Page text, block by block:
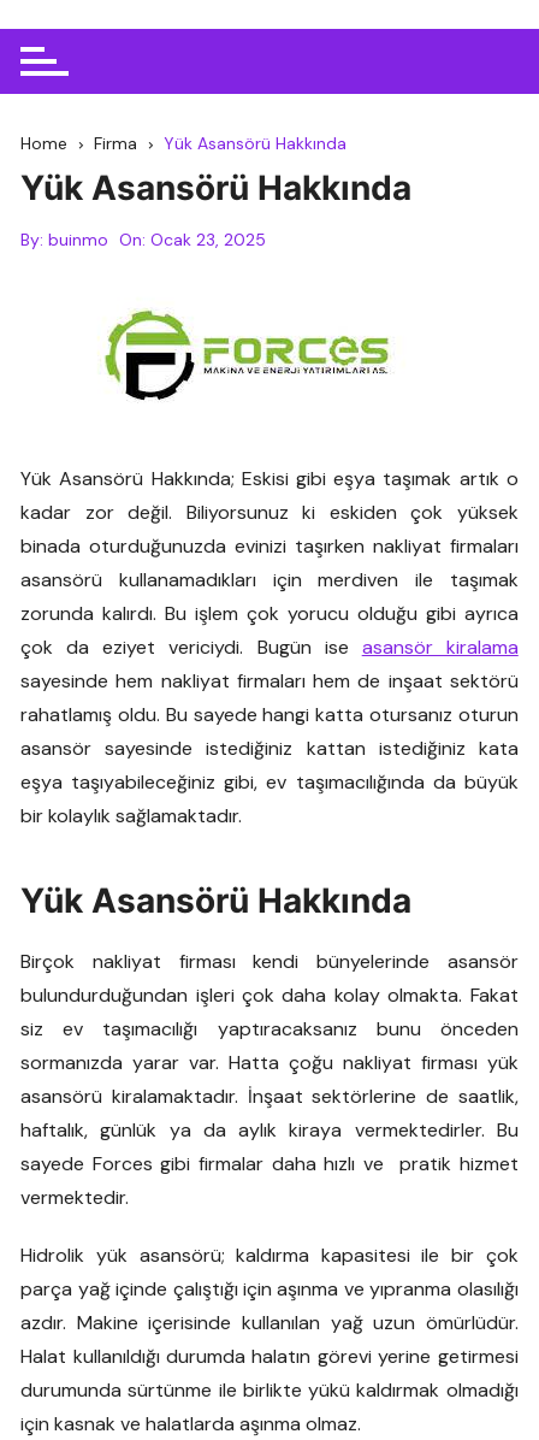
Home Firma Yük Asansörü Hakkında
Yük Asansörü Hakkında
By: buinmo On:Ocak 23, 2025
Yük Asansörü Hakkında; Eskisi gibi eşya taşımak artık o
kadar zor değil. Biliyorsunuz ki eskiden çok yüksek
binada oturduğunuzda evinizi taşırken nakliyat firmaları
asansörü kullanamadıkları için merdiven ile taşımak
zorunda kalırdı. Bu işlem çok yorucu olduğu gibi ayrıca
çok da eziyet vericiydi. Bugün ise asansör kiralama
sayesinde hem nakliyat firmaları hem de inşaat sektörü
rahatlamış oldu. Bu sayede hangi katta otursanız oturun
asansör sayesinde istediğiniz kattan istediğiniz kata
eşya taşıyabileceğiniz gibi, ev taşımacılığında da büyük
bir kolaylık sağlamaktadır.
Yük Asansörü Hakkında
Birçok nakliyat firması kendi bünyelerinde asansör
bulundurduğundan işleri çok daha kolay olmakta. Fakat
siz ev taşımacılığı yaptıracaksanız bunu önceden
sormanızda yarar var. Hatta çoğu nakliyat firması yük
asansörü kiralamaktadır. İnşaat sektörlerine de saatlik,
haftalık, günlük ya da aylık kiraya vermektedirler. Bu
sayede Forces gibi firmalar daha hızlı ve pratik hizmet
vermektedir.
Hidrolik yük asansörü; kaldırma kapasitesi ile bir çok
parça yağ içinde çalıştığı için aşınma ve yıpranma olasılığı
azdır. Makine içerisinde kullanılan yağ uzun ömürlüdür.
Halat kullanıldığı durumda halatın görevi yerine getirmesi
durumunda sürtünme ile birlikte yükü kaldırmak olmadığı
için kasnak ve halatlarda aşınma olmaz.